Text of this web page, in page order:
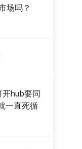
场吗？
hub要同
一直死循